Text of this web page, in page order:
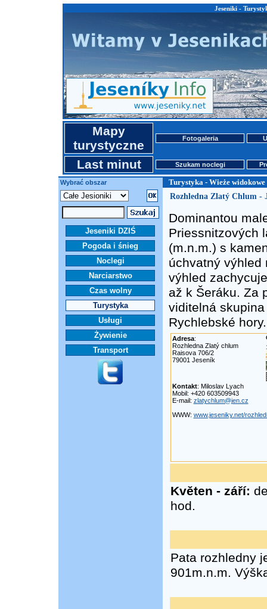
Jeseniki -
Mapy
turystyczne
Fotogaleria
Last minut Szukam noclegi
Wybrać obszar Turystyka - Wieże
Jeseniki DZIŚ
Pogoda i śnieg
Noclegi
Narciarstwo
Czas wolny
Turystyka
Usługi
Żywienie
Transport
Rozhledna Zlatý Chlum -
Dominantou
Priessnitzových
(m.n.m.) s
úchvatný výhled
výhled
až k Šeráku. Za
viditelná
Rychlebské hory.
Adresa:
Rozhledna Zlatý chlum
Raisova 706/2
79001 Jeseník
Kontakt: Miloslav Lyach
Mobil: +420 603509943
E-mail: zlatychlum@jen.cz
WWW: www.jeseniky.net/
Květen - září:
hod.
Pata rozhledny
901m.n.m.